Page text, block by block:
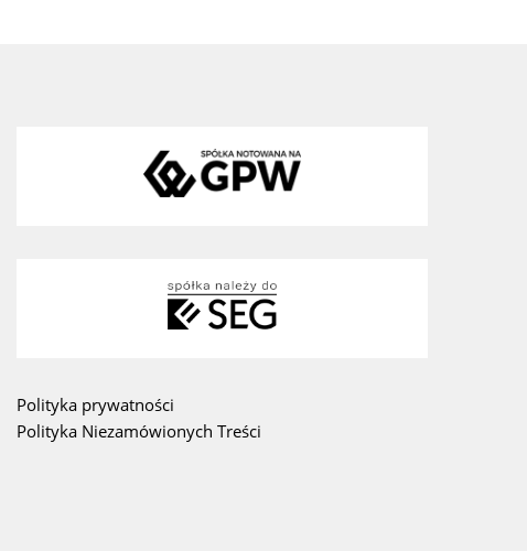
Polityka prywatności
Polityka Niezamówionych Treści